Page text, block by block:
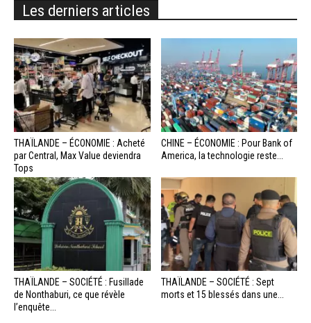
Les derniers articles
THAÏLANDE – ÉCONOMIE : Acheté
par Central, Max Value deviendra
Tops
CHINE – ÉCONOMIE : Pour Bank of
America, la technologie reste...
THAÏLANDE – SOCIÉTÉ : Fusillade
de Nonthaburi, ce que révèle
l’enquête...
THAÏLANDE – SOCIÉTÉ : Sept
morts et 15 blessés dans une...